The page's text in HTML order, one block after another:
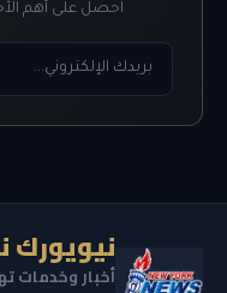
احصل على أهم
نيويورك
أخبار وخدمات